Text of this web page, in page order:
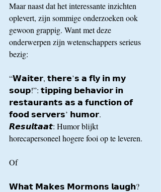
Maar naast dat het interessante inzichten
oplevert, zijn sommige onderzoeken ook
gewoon grappig. Want met deze
onderwerpen zijn wetenschappers serieus
bezig:
“𝗪𝗮𝗶𝘁𝗲𝗿, 𝘁𝗵𝗲𝗿𝗲’𝘀 𝗮 𝗳𝗹𝘆 𝗶𝗻 𝗺𝘆
𝘀𝗼𝘂𝗽!”: 𝘁𝗶𝗽𝗽𝗶𝗻𝗴 𝗯𝗲𝗵𝗮𝘃𝗶𝗼𝗿 𝗶𝗻
𝗿𝗲𝘀𝘁𝗮𝘂𝗿𝗮𝗻𝘁𝘀 𝗮𝘀 𝗮 𝗳𝘂𝗻𝗰𝘁𝗶𝗼𝗻 𝗼𝗳
𝗳𝗼𝗼𝗱 𝘀𝗲𝗿𝘃𝗲𝗿𝘀’ 𝗵𝘂𝗺𝗼𝗿.
𝙍𝙚𝙨𝙪𝙡𝙩𝙖𝙖𝙩: Humor blijkt
horecapersoneel hogere fooi op te leveren.
Of
𝗪𝗵𝗮𝘁 𝗠𝗮𝗸𝗲𝘀 𝗠𝗼𝗿𝗺𝗼𝗻𝘀 𝗹𝗮𝘂𝗴𝗵?